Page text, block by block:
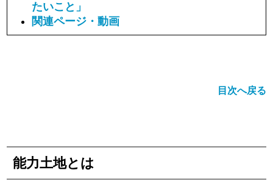
たいこと」
関連ページ・動画
目次へ戻る
能力土地とは